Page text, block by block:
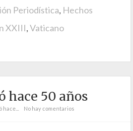
Periodística, Hechos
XXIII,Vaticano
hace 50 años
No hay comentarios